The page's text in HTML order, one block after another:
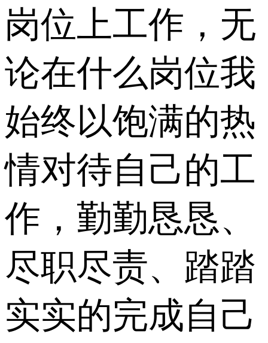
岗位上工作，无
论在什么岗位我
始终以饱满的热
情对待自己的工
作，勤勤恳恳、
尽职尽责、踏踏
实实的完成自己